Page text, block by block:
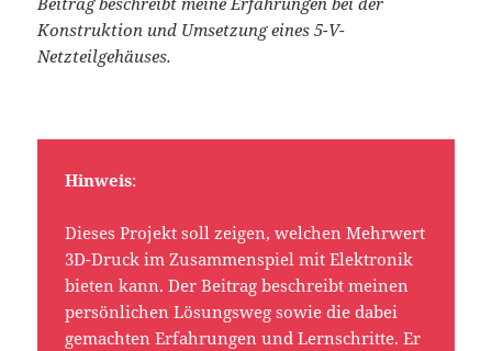
Konstruktion und Umsetzung eines 5-V-
Netzteilgehäuses.
Hinweis:
Dieses Projekt soll zeigen, welchen Mehrwert
3D-Druck im Zusammenspiel mit Elektronik
bieten kann. Der Beitrag beschreibt meinen
persönlichen Lösungsweg sowie die dabei
gemachten Erfahrungen und Lernschritte. Er